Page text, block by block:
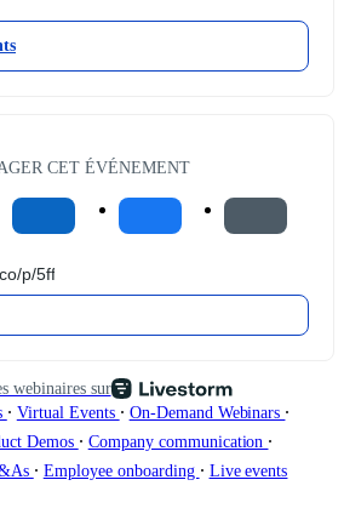
CET ÉVÉNEMENT
webinaires sur
∙ Virtual Events ∙ On-Demand Webinars ∙
Demos ∙ Company communication ∙
∙ Employee onboarding ∙ Live events